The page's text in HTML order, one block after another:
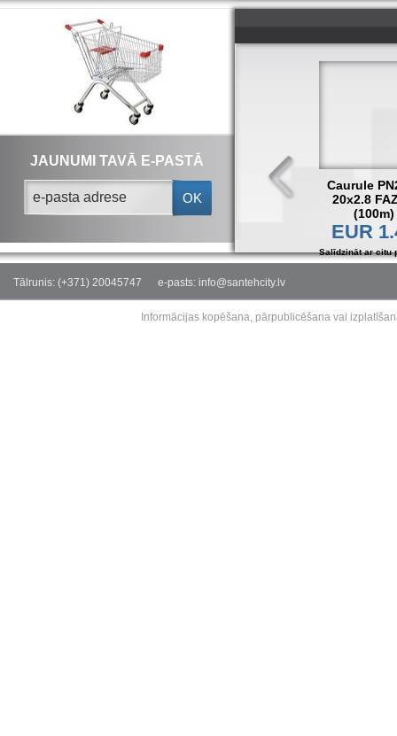
JAUNUMI TAVĀ E-PASTĀ
OK
Caurule
20x2.8
(100m)
EUR
Salīdzināt ar citu
Tālrunis: (+371) 20045747 e-pasts: info@santehcity.lv
Informācijas kopēšana, pārpublicēšana vai